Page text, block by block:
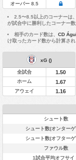
オーバー 8.5
2.5〜8.5以上のコーナーは、
が試合中に勝利したコーナー数
相手のカード数は、 CD
け取ったカード数から計算され
xG ()
全試合 1.50
ホーム 1.67
アウェイ 1.16
シュート数
シュート数(オンター
シュート数(オフター
ファウル数
1試合平均オフサイ